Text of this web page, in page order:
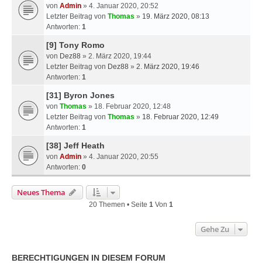
von Admin » 4. Januar 2020, 20:52
Letzter Beitrag von Thomas » 19. März 2020, 08:13
Antworten: 1
[9] Tony Romo
von Dez88 » 2. März 2020, 19:44
Letzter Beitrag von Dez88 » 2. März 2020, 19:46
Antworten: 1
[31] Byron Jones
von Thomas » 18. Februar 2020, 12:48
Letzter Beitrag von Thomas » 18. Februar 2020, 12:49
Antworten: 1
[38] Jeff Heath
von Admin » 4. Januar 2020, 20:55
Antworten: 0
Neues Thema
20 Themen • Seite 1 Von 1
Gehe Zu
BERECHTIGUNGEN IN DIESEM FORUM